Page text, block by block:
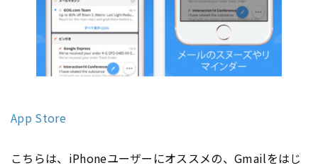
App Store
こちらは、iPhoneユーザーにオススメの、Gmailをはじ